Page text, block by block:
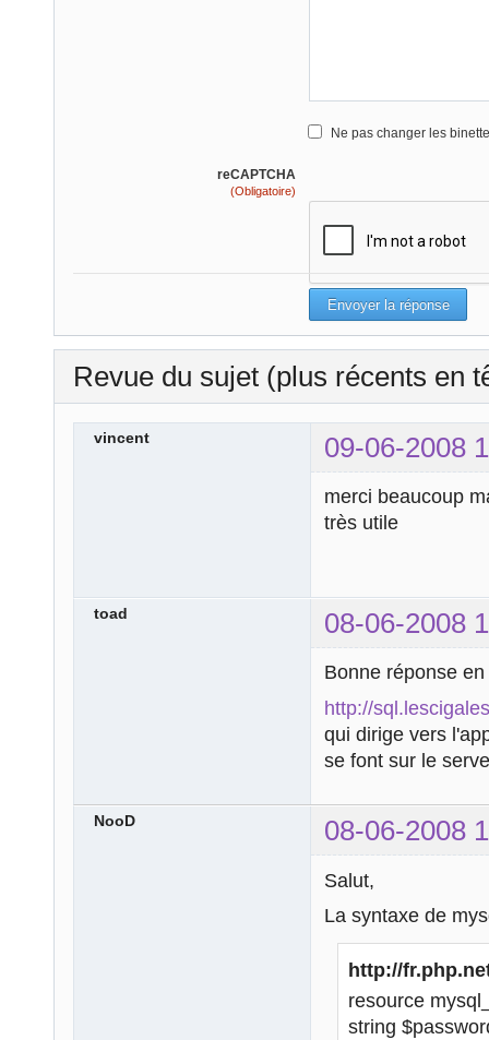
Ne pas changer les
reCAPTCHA
(Obligatoire)
Revue du sujet (plus récents en
vincent 09-06-2008
merci beaucoup
très utile
toad 08-06-2008
Bonne réponse
http://
qui dirige vers
se font sur le
NooD 08-06-2008
Salut,
La syntaxe de
http://
resource
string